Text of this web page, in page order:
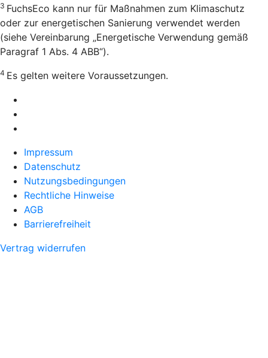
3 FuchsEco kann nur für Maßnahmen zum Klimaschutz
oder zur energetischen Sanierung verwendet werden
(siehe Vereinbarung „Energetische Verwendung gemäß
Paragraf 1 Abs. 4 ABB“).
4 Es gelten weitere Voraussetzungen.
Impressum
Datenschutz
Nutzungsbedingungen
Rechtliche Hinweise
AGB
Barrierefreiheit
Vertrag widerrufen